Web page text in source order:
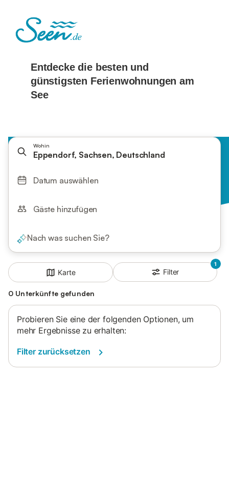
Wohin
Eppendorf, Sachsen, Deutschland
Datum auswählen
Gäste hinzufügen
Nach was suchen Sie?
Karte
1
Filter
0 Unterkünfte gefunden
Probieren Sie eine der folgenden Optionen, um
mehr Ergebnisse zu erhalten:
Filter zurücksetzen